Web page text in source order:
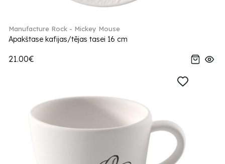
Manufacture Rock - Mickey Mouse
Apakštase kafijas/tējas tasei 16 cm
21.00€